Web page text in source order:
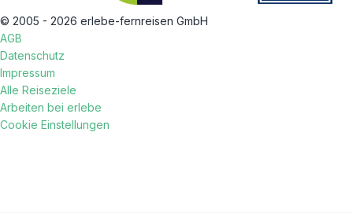
© 2005 - 2026 erlebe-fernreisen GmbH
AGB
Datenschutz
Impressum
Alle Reiseziele
Arbeiten bei erlebe
Cookie Einstellungen